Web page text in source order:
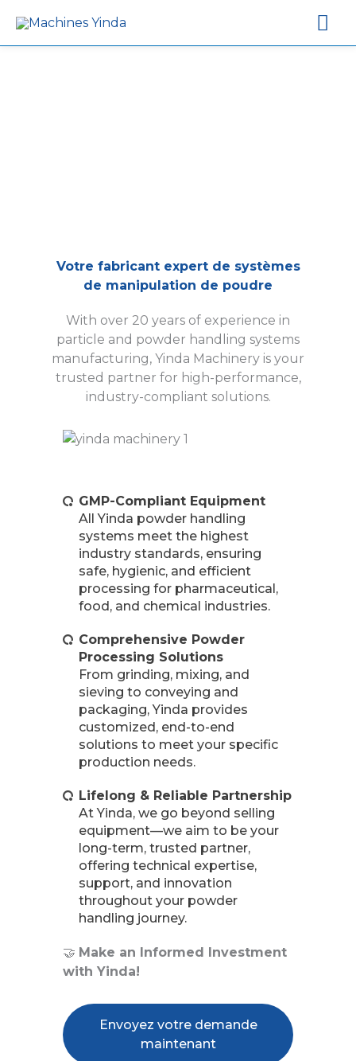
Votre fabricant expert de systèmes
de manipulation de poudre
With over 20 years of experience in
particle and powder handling systems
manufacturing, Yinda Machinery is your
trusted partner for high-performance,
industry-compliant solutions.
GMP-Compliant Equipment
All Yinda powder handling
systems meet the highest
industry standards, ensuring
safe, hygienic, and efficient
processing for pharmaceutical,
food, and chemical industries.
Comprehensive Powder
Processing Solutions
From grinding, mixing, and
sieving to conveying and
packaging, Yinda provides
customized, end-to-end
solutions to meet your specific
production needs.
Lifelong & Reliable Partnership
At Yinda, we go beyond selling
equipment—we aim to be your
long-term, trusted partner,
offering technical expertise,
support, and innovation
throughout your powder
handling journey.
🤝 Make an Informed Investment
with Yinda!
Envoyez votre demande
maintenant